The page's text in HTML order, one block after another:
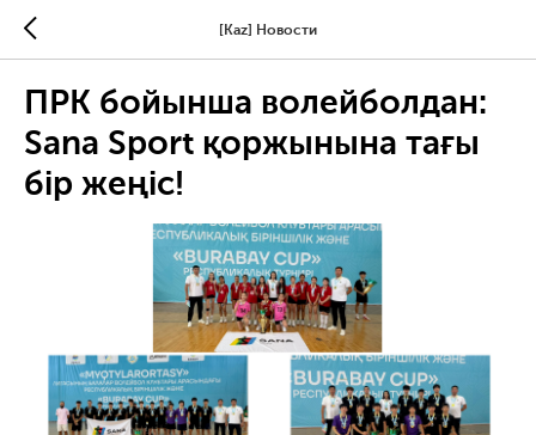
[Kaz] Новости
ПРК бойынша волейболдан:
Sana Sport қоржынына тағы
бір жеңіс!